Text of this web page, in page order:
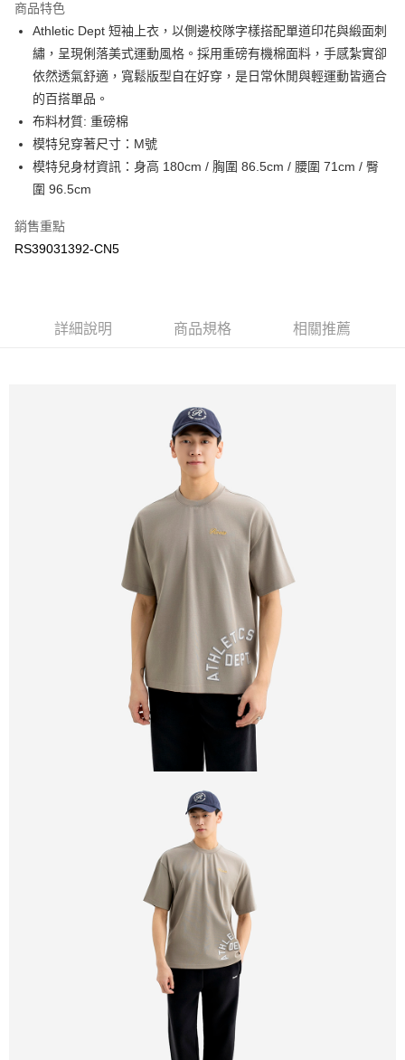
合作金庫商業銀行
華南商業銀行
彰化商業銀行
上海商業儲蓄銀行
台北富邦商業銀行
國泰世華商業銀行
兆豐國際商業銀行
臺灣中小企業銀行
匯豐（台灣）商業銀行
聯邦商業銀行
元大商業銀行
玉山商業銀行
星展（台灣）商業銀行
台新國際商業銀行
6 期 0 利率 每期
華南商業銀行
彰化商業銀行
上海商業儲蓄銀行
台北富邦商業銀行
國泰世華商業銀行
臺灣中小企業銀行
匯豐（台灣）商業銀行
聯邦商業銀行
遠東國際商業銀行
元大商業銀行
永豐商業銀行
玉山商業銀行
台灣樂天信用卡公司
LINE Pay
Apple Pay
街口支付
運送方式
限時免運活動
限時運費優惠-離島
商品特色
Athletic Dept 短袖上衣，以側邊校隊字樣搭配單道印花與緞面刺
繡，呈現俐落美式運動風格。採用重磅有機棉面料，手感紮實卻
依然透氣舒適，寬鬆版型自在好穿，是日常休閒與輕運動皆適合
的百搭單品。
布料材質: 重磅棉
模特兒穿著尺寸：M號
模特兒身材資訊：身高 180cm / 胸圍 86.5cm / 腰圍 71cm / 臀
圍 96.5cm
銷售重點
RS39031392-CN5
詳細說明 商品規格 相關推薦